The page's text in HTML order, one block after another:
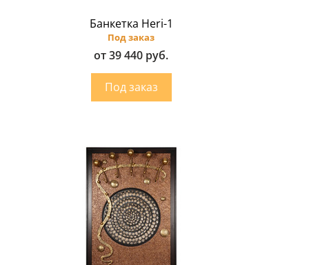
Банкетка Heri-1
Под заказ
от 39 440 руб.